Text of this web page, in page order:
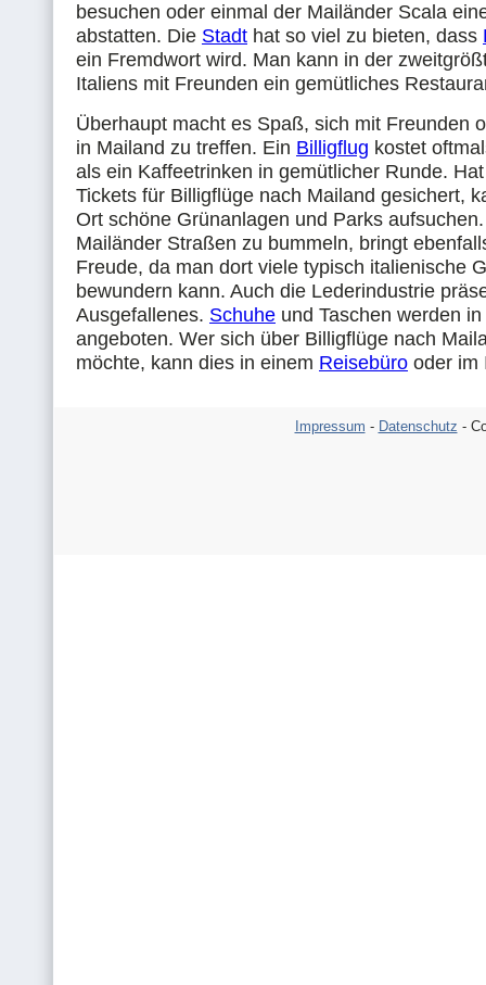
besuchen oder einmal der Mailänder Scala
abstatten. Die Stadt hat so viel zu bieten, dass
ein Fremdwort wird. Man kann in der
Italiens mit Freunden ein gemütliches
Überhaupt macht es Spaß, sich mit Freunden
in Mailand zu treffen. Ein Billigflug kostet
als ein Kaffeetrinken in gemütlicher Runde.
Tickets für Billigflüge nach Mailand gesichert,
Ort schöne Grünanlagen und Parks
Mailänder Straßen zu bummeln, bringt
Freude, da man dort viele typisch italienische
bewundern kann. Auch die Lederindustrie
Ausgefallenes. Schuhe und Taschen werden
angeboten. Wer sich über Billigflüge nach
möchte, kann dies in einem Reisebüro oder im
Impressum - Datenschutz -